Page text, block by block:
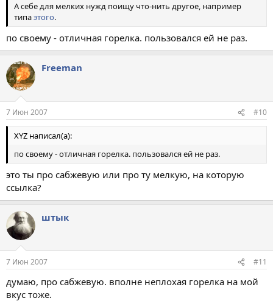
А себе для мелких нужд поищу что-нить другое, например
типаэтого.
по своему - отличная горелка. пользовался ей не раз.
Freeman
7 Июн 2007 #10
XYZ написал(а):
по своему - отличная горелка. пользовался ей не раз.
это ты про сабжевую или про ту мелкую, на которую
ссылка?
штык
7 Июн 2007 #11
думаю, про сабжевую. вполне неплохая горелка на мой
вкус тоже.